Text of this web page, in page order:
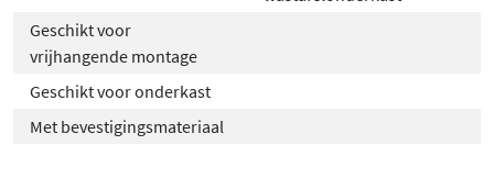
Geschikt voor
vrijhangende montage
Geschikt voor onderkast
Met bevestigingsmateriaal